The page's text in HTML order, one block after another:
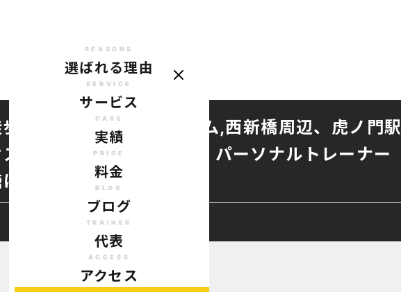
REASONS
選ばれる理由
SERVICE
サービス
CASE
実績
PRICE
料金
BLOG
ブログ
TRAINER
代表
ACCESS
アクセス
歩で10分のパーソナルジム,西新橋周辺、虎ノ門駅
スメのパーソナルジム】パーソナルトレーナー
対するアプローチ